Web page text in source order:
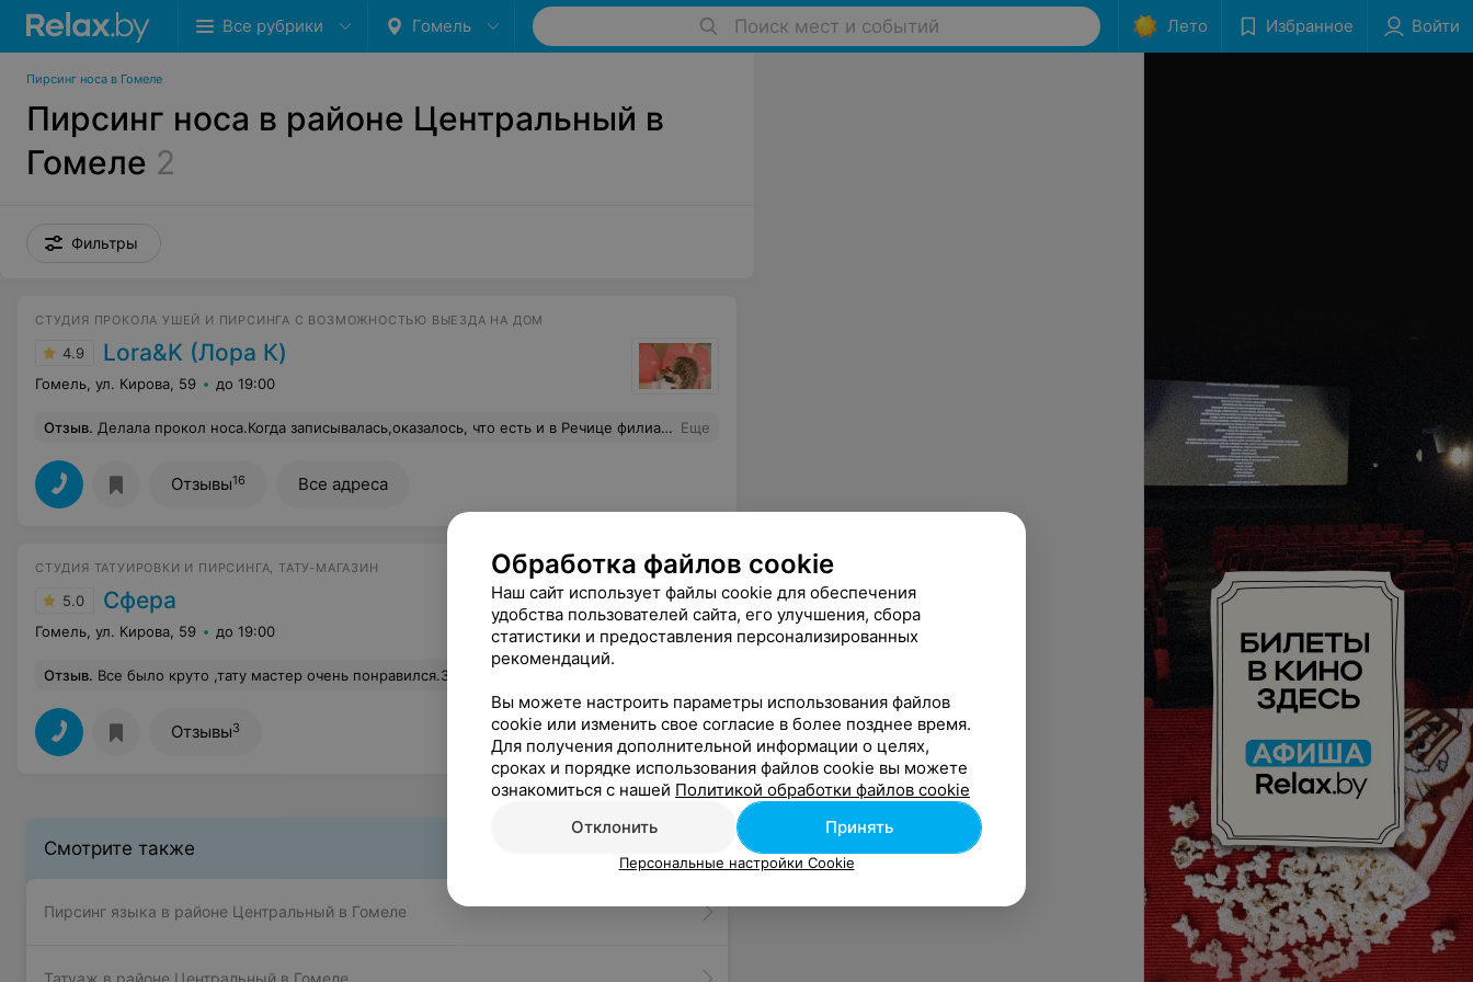
Все рубрики Гомель Поиск мест и событий Лето Избранное Войти
Пирсинг носа в Гомеле
Пирсинг носа в районе Центральный в
Гомеле 2
Фильтры
СТУДИЯ ПРОКОЛА УШЕЙ И ПИРСИНГА С ВОЗМОЖНОСТЬЮ ВЫЕЗДА НА ДОМ
4.9 Lora&K (Лора К)
Гомель, ул. Кирова, 59 до 19:00
Отзыв. Делала прокол носа.Когда записывалась,оказалось, что есть и в Речице филиал.Прокололи достаточно быстро.Было совсем немного больновато.Смотрится аккуратно и не броско.Делала по уходу всё как сказал мастер и ттт,никаких осложнений.Единственное,на сайте указана одна стоимость,а по факту оказалось в 2 раза дороже.При записи не уточнили,что на сайте указана стоимость только работы,без серьги.Но хорошо, что я с собой взяла побольше денег. Еще
Отзывы16 Все адреса
CТУДИЯ ТАТУИРОВКИ И ПИРСИНГА, ТАТУ-МАГАЗИН
5.0 Сфера
Гомель, ул. Кирова, 59 до 19:00
Отзыв. Все было круто ,тату мастер очень понравился.Знает свое дело и работу.Делал не первый раз тату.Всем рекомендую
Отзывы3
Смотрите также
Пирсинг языка в районе Центральный в Гомеле
Татуаж в районе Центральный в Гомеле
Обработка файлов cookie
Наш сайт использует файлы cookie для обеспечения
удобства пользователей сайта, его улучшения, сбора
статистики и предоставления персонализированных
рекомендаций.
Вы можете настроить параметры использования файлов
cookie или изменить свое согласие в более позднее время.
Для получения дополнительной информации о целях,
сроках и порядке использования файлов cookie вы можете
ознакомиться с нашей Политикой обработки файлов cookie
Отклонить
Принять
Персональные настройки Cookie